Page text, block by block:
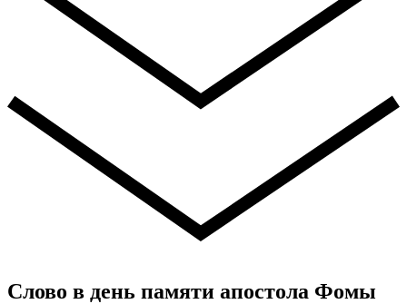
Слово в день памяти апостола Фомы